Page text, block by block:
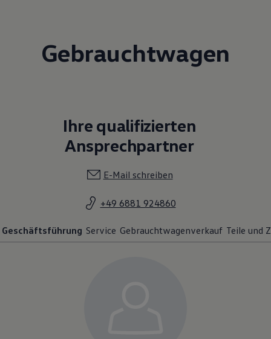
Gebrauchtwagen
Ihre qualifizierten
Ansprechpartner
E-Mail schreiben
+49 6881 924860
Geschäftsführung Service Gebrauchtwagenverkauf Teile und